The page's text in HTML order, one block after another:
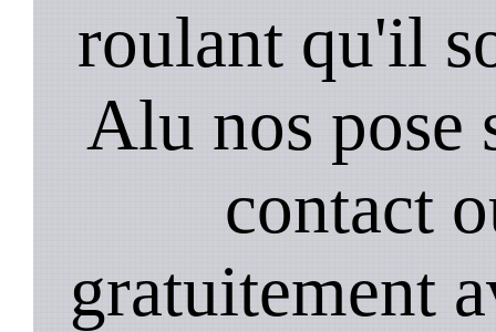
roulant qu'il
Alu nos pose
contact
gratuitement